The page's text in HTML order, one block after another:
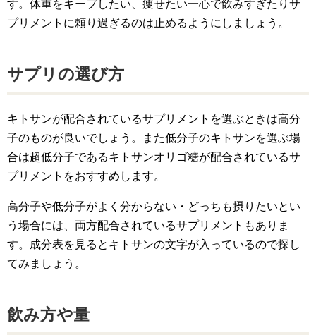
す。体重をキープしたい、痩せたい一心で飲みすぎたりサ
プリメントに頼り過ぎるのは止めるようにしましょう。
サプリの選び方
キトサンが配合されているサプリメントを選ぶときは高分
子のものが良いでしょう。また低分子のキトサンを選ぶ場
合は超低分子であるキトサンオリゴ糖が配合されているサ
プリメントをおすすめします。
高分子や低分子がよく分からない・どっちも摂りたいとい
う場合には、両方配合されているサプリメントもありま
す。成分表を見るとキトサンの文字が入っているので探し
てみましょう。
飲み方や量